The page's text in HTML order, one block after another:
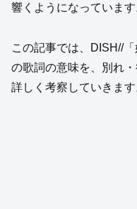
響くようになっています
この記事では、DISH//
の歌詞の意味を、別れ
詳しく考察していきます